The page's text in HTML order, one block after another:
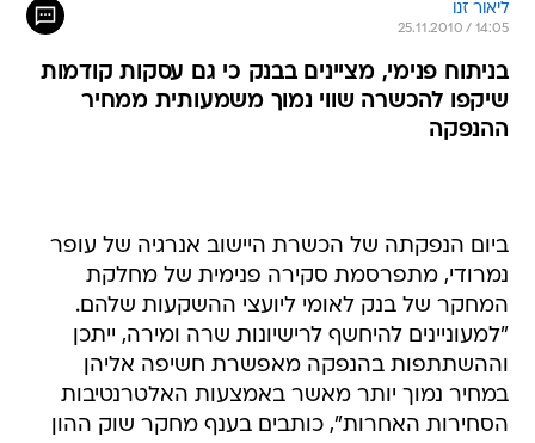
ליאור זנו
25.11.2010 / 14:05
בניתוח פנימי, מציינים בבנק כי גם עסקות קודמות
שיקפו להכשרה שווי נמוך משמעותית ממחיר
ההנפקה
ביום הנפקתה של הכשרת היישוב אנרגיה של עופר
נמרודי, מתפרסמת סקירה פנימית של מחלקת
המחקר של בנק לאומי ליועצי ההשקעות שלהם.
"למעוניינים להיחשף לרישיונות שרה ומירה, ייתכן
וההשתתפות בהנפקה מאפשרת חשיפה אליהן
במחיר נמוך יותר מאשר באמצעות האלטרנטיבות
הסחירות האחרות", כותבים בענף מחקר שוק ההון